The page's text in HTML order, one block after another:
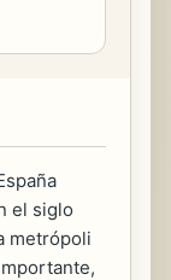
el siglo
metrópoli